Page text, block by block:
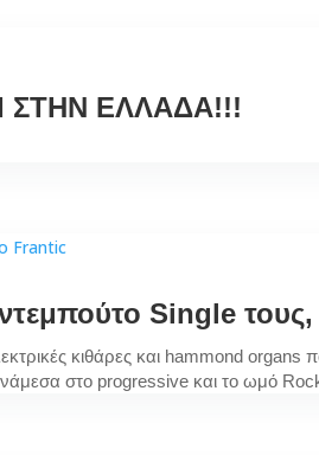
ΣΤΗΝ ΕΛΛΑΔΑ!!!
Single τους,
κιθάρες και hammond organs
στο progressive και το ωμό